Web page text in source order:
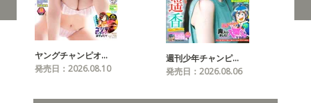
ヤングチャンピオ…
発売日：2026.08.10
週刊少年チャンピ…
発売日：2026.08.06